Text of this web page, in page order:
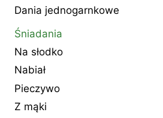
Dania jednogarnkowe
Śniadania
Na słodko
Nabiał
Pieczywo
Z mąki